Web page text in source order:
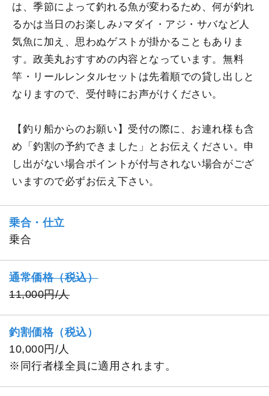
は、季節によって釣れる魚が変わるため、何が釣れ
るかは当日のお楽しみ♪マダイ・アジ・サバなど人
気魚に加え、思わぬゲストが掛かることもありま
す。政美丸おすすめの内容となっています。無料
竿・リールレンタルセットは先着順での貸し出しと
なりますので、受付時にお声がけください。
【釣り船からのお願い】受付の際に、お連れ様も含
め「釣割の予約できました」とお伝えください。申
し出がない場合ポイントが付与されない場合がござ
いますので必ずお伝え下さい。
乗合・仕立
乗合
通常価格（税込）
11,000円/人
釣割価格（税込）
10,000円/人
※同行者様全員に適用されます。